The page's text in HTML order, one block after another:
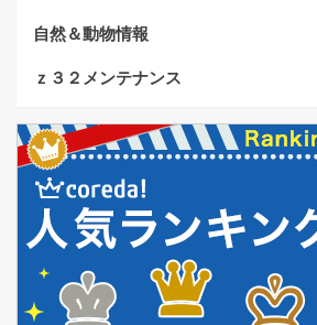
自然＆動物情報
ｚ３２メンテナンス